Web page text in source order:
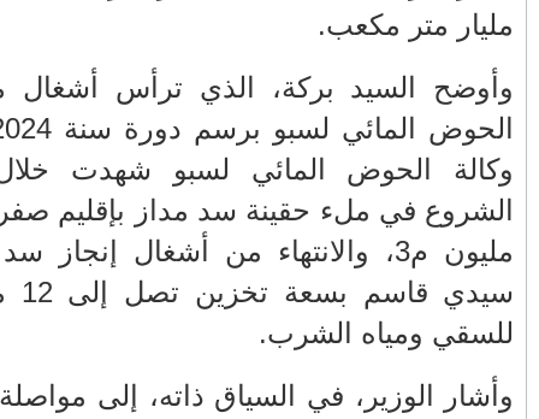
وكالة
دورة سنة 2024، أن منطقة تدخل
الشروع في ملء حقينة سد مداز بإقليم صفرو بسعة تخزين 700
بإقليم
سيدي قاسم بسعة تخزين تصل إلى 12 مليون م3 مخصصة
إنجاز سدي
صفرو.. بين واقع البنية
التحتية المهترئة
والحملات الانتخابية
المبكرة(فيديو)
مول الحوت
الأسبوعية/الاحتقان
الصامت والتراشق
بـ"الصناديق"/أخنوش
يرد بالصمت المريب
الطفلة يسرى
والمتطوعون في
بركان..أشغال معطوبة
أن تطال المسؤولين
والي جهة فاس مكناس
معاذ الجامعي ينهي
معاناة المواطنين
والعمال مع شركة
سيتي باص + وثيقة
وفيديو